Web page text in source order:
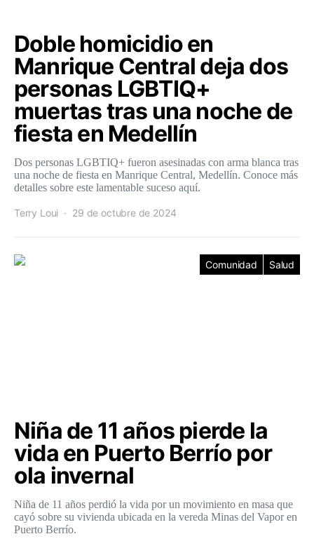
Doble homicidio en
Manrique Central deja dos
personas LGBTIQ+
muertas tras una noche de
fiesta en Medellín
Dos personas LGBTIQ+ fueron asesinadas con arma blanca tras
una noche de fiesta en Manrique Central, Medellín. Conoce más
detalles sobre este lamentable suceso aquí.
Terry Loui 29 de octubre de 2024
Comunidad Salud
Niña de 11 años pierde la
vida en Puerto Berrío por
ola invernal
Niña de 11 años perdió la vida por un movimiento en masa que
cayó sobre su vivienda ubicada en la vereda Minas del Vapor en
Puerto Berrío.